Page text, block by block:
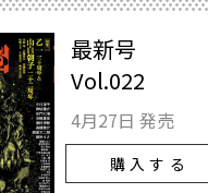
最新号
Vol.022
4月27日 発売
購入する